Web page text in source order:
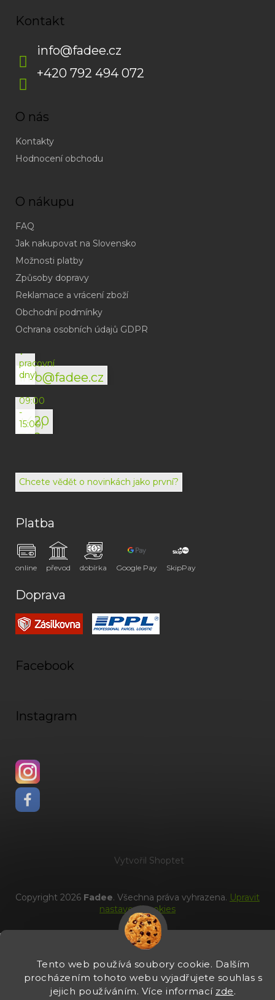
Tento web používá soubory cookie. Dalším
procházením tohoto webu vyjadřujete souhlas s
jejich používáním. Více informací zde.
Kontakt
info@fadee.cz
+420 792 494 072
O nás
Kontakty
Hodnocení obchodu
O nákupu
FAQ
Jak nakupovat na Slovensko
Možnosti platby
Způsoby dopravy
Reklamace a vrácení zboží
Obchodní podmínky
Ochrana osobních údajů GDPR
info@fadee.cz
(odpověď
do
v
pracovní
dny)
+420
792
072
(Po-
09:00
-
15:00)
Chcete vědět o novinkách jako první?
Platba
online převod dobírka Google Pay SkipPay
Doprava
Facebook
Instagram
Vytvořil Shoptet
Copyright 2026 Fadee. Všechna práva vyhrazena. Upravit
nastavení cookies